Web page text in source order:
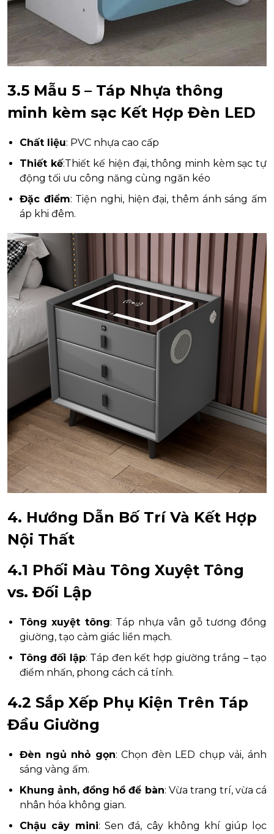
3.5 Mẫu 5 – Táp Nhựa thông
minh kèm sạc Kết Hợp Đèn LED
Chất liệu: PVC nhựa cao cấp
Thiết kế:Thiết kế hiện đại, thông minh kèm sạc tự
động tối ưu công năng cùng ngăn kéo
Đặc điểm: Tiện nghi, hiện đại, thêm ánh sáng ấm
áp khi đêm.
4. Hướng Dẫn Bố Trí Và Kết Hợp
Nội Thất
4.1 Phối Màu Tông Xuyệt Tông
vs. Đối Lập
Tông xuyệt tông: Táp nhựa vân gỗ tương đồng
giường, tạo cảm giác liền mạch.
Tông đối lập: Táp đen kết hợp giường trắng – tạo
điểm nhấn, phong cách cá tính.
4.2 Sắp Xếp Phụ Kiện Trên Táp
Đầu Giường
Đèn ngủ nhỏ gọn: Chọn đèn LED chụp vải, ánh
sáng vàng ấm.
Khung ảnh, đồng hồ để bàn: Vừa trang trí, vừa cá
nhân hóa không gian.
Chậu cây mini: Sen đá, cây không khí giúp lọc